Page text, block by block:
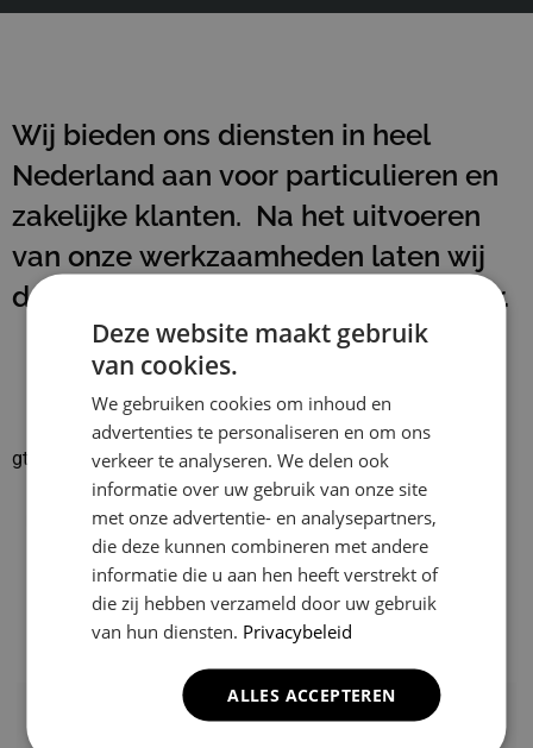
Wij bieden ons diensten in heel
Nederland aan voor particulieren en
zakelijke klanten. Na het uitvoeren
van onze werkzaamheden laten wij
de werkplek schoon en netjes achter.
gtrspvjgtroijvghtrs
Klusbedrijf CG Company
4.9
Based on 129 reviews
powered by
review us on
Deze website maakt gebruik
van cookies.
We gebruiken cookies om inhoud en
advertenties te personaliseren en om ons
verkeer te analyseren. We delen ook
informatie over uw gebruik van onze site
met onze advertentie- en analysepartners,
die deze kunnen combineren met andere
informatie die u aan hen heeft verstrekt of
die zij hebben verzameld door uw gebruik
van hun diensten. Privacybeleid
ALLES ACCEPTEREN